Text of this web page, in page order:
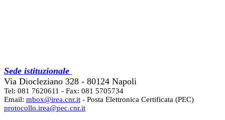
Sede istituzionale
Via Diocleziano 328 - 80124 Napoli
Tel: 081 7620611 - Fax: 081 5705734
Email: mbox@irea.cnr.it - Posta Elettronica Certificata (PEC)
protocollo.irea@pec.cnr.it